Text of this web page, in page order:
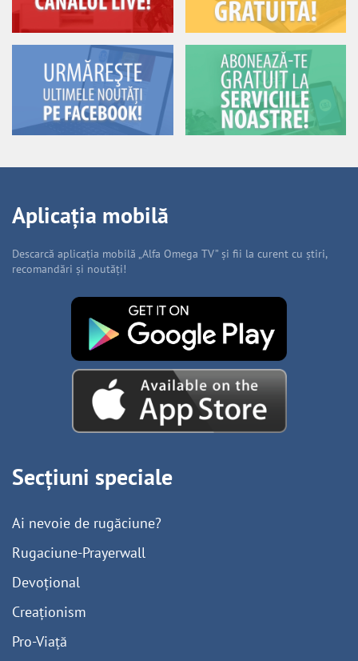
Aplicația mobilă
Descarcă aplicația mobilă „Alfa Omega TV” și fii la curent cu știri,
recomandări și noutăți!
Secțiuni speciale
Ai nevoie de rugăciune?
Rugaciune-Prayerwall
Devoțional
Creaționism
Pro-Viață